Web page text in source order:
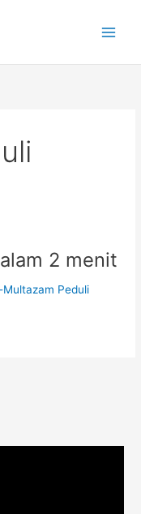
2 menit
Multazam Peduli